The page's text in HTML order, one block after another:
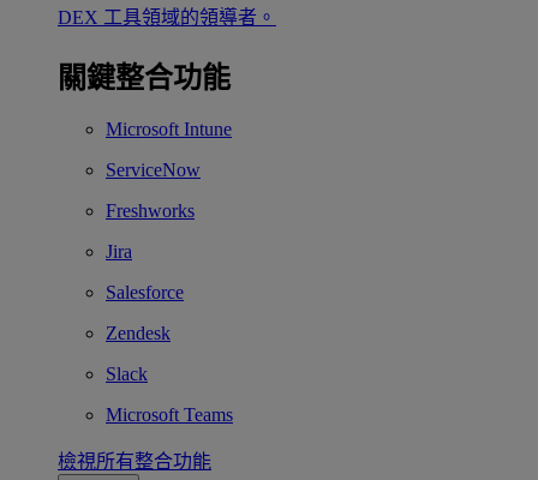
DEX 工具領域的領導者。
關鍵整合功能
Microsoft Intune
ServiceNow
Freshworks
Jira
Salesforce
Zendesk
Slack
Microsoft Teams
檢視所有整合功能